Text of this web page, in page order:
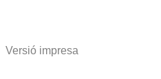
Versió impresa